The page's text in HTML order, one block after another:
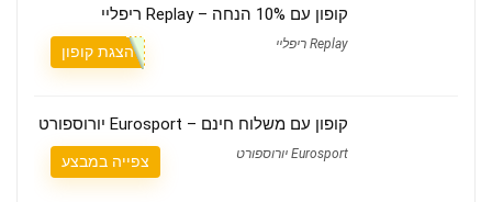
קופון עם 10% הנחה – Replay ריפליי
Replay ריפליי הצגת קופון
קופון עם משלוח חינם – Eurosport יורוספורט
Eurosport יורוספורט צפייה במבצע